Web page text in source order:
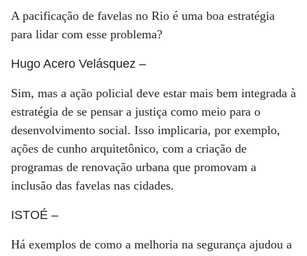
A pacificação de favelas no Rio é uma boa estratégia
para lidar com esse problema?
Hugo Acero Velásquez –
Sim, mas a ação policial deve estar mais bem integrada à
estratégia de se pensar a justiça como meio para o
desenvolvimento social. Isso implicaria, por exemplo,
ações de cunho arquitetônico, com a criação de
programas de renovação urbana que promovam a
inclusão das favelas nas cidades.
ISTOÉ –
Há exemplos de como a melhoria na segurança ajudou a